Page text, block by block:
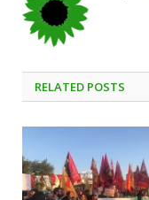
RELATED POSTS